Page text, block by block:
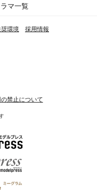
ラマ一覧
環境 採用情報
禁止について